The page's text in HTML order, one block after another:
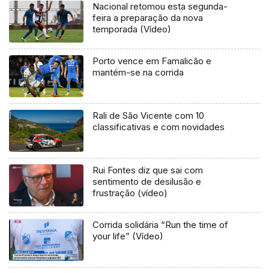
Nacional retomou esta segunda-
feira a preparação da nova
temporada (Vídeo)
Porto vence em Famalicão e
mantém-se na corrida
Rali de São Vicente com 10
classificativas e com novidades
Rui Fontes diz que sai com
sentimento de desilusão e
frustração (vídeo)
Corrida solidária “Run the time of
your life” (Vídeo)